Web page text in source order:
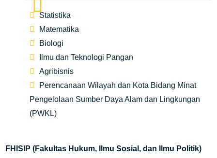
Statistika
Matematika
Biologi
Ilmu dan Teknologi Pangan
Agribisnis
Perencanaan Wilayah dan Kota Bidang Minat
Pengelolaan Sumber Daya Alam dan Lingkungan
(PWKL)
FHISIP (Fakultas Hukum, Ilmu Sosial, dan Ilmu Politik)